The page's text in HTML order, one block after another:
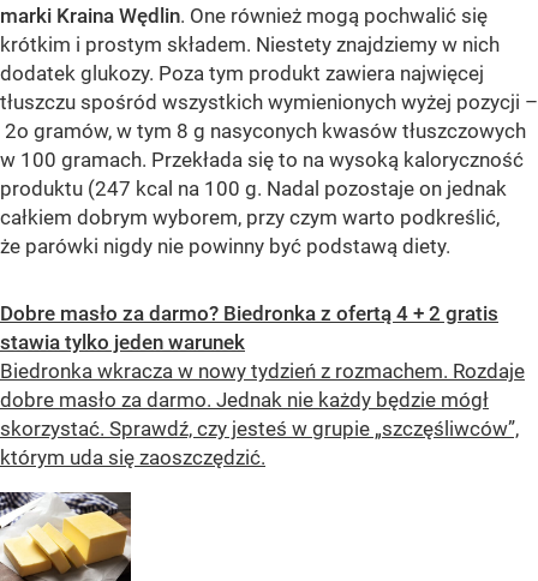
marki Kraina Wędlin. One również mogą pochwalić się
krótkim i prostym składem. Niestety znajdziemy w nich
dodatek glukozy. Poza tym produkt zawiera najwięcej
tłuszczu spośród wszystkich wymienionych wyżej pozycji –
2o gramów, w tym 8 g nasyconych kwasów tłuszczowych
w 100 gramach. Przekłada się to na wysoką kaloryczność
produktu (247 kcal na 100 g. Nadal pozostaje on jednak
całkiem dobrym wyborem, przy czym warto podkreślić,
że parówki nigdy nie powinny być podstawą diety.
Dobre masło za darmo? Biedronka z ofertą 4 + 2 gratis
stawia tylko jeden warunek
Biedronka wkracza w nowy tydzień z rozmachem. Rozdaje
dobre masło za darmo. Jednak nie każdy będzie mógł
skorzystać. Sprawdź, czy jesteś w grupie „szczęśliwców”,
którym uda się zaoszczędzić.